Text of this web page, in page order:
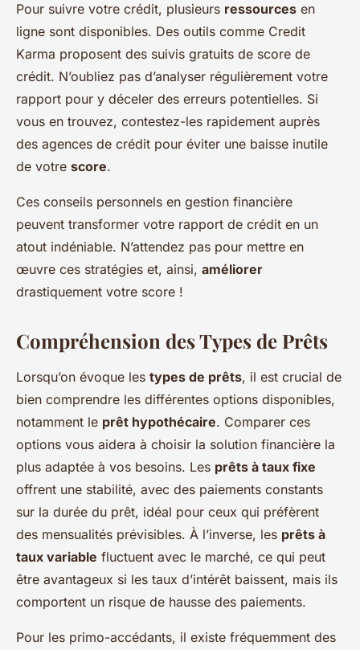
Pour suivre votre crédit, plusieurs ressources en
ligne sont disponibles. Des outils comme Credit
Karma proposent des suivis gratuits de score de
crédit. N’oubliez pas d’analyser régulièrement votre
rapport pour y déceler des erreurs potentielles. Si
vous en trouvez, contestez-les rapidement auprès
des agences de crédit pour éviter une baisse inutile
de votre score.
Ces conseils personnels en gestion financière
peuvent transformer votre rapport de crédit en un
atout indéniable. N’attendez pas pour mettre en
œuvre ces stratégies et, ainsi, améliorer
drastiquement votre score !
Compréhension des Types de Prêts
Lorsqu’on évoque les types de prêts, il est crucial de
bien comprendre les différentes options disponibles,
notamment le prêt hypothécaire. Comparer ces
options vous aidera à choisir la solution financière la
plus adaptée à vos besoins. Les prêts à taux fixe
offrent une stabilité, avec des paiements constants
sur la durée du prêt, idéal pour ceux qui préfèrent
des mensualités prévisibles. À l’inverse, les prêts à
taux variable fluctuent avec le marché, ce qui peut
être avantageux si les taux d’intérêt baissent, mais ils
comportent un risque de hausse des paiements.
Pour les primo-accédants, il existe fréquemment des